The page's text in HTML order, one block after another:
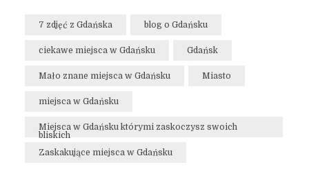
7 zdjęć z Gdańska blog o Gdańsku
ciekawe miejsca w Gdańsku Gdańsk
Mało znane miejsca w Gdańsku Miasto
miejsca w Gdańsku
Miejsca w Gdańsku którymi zaskoczysz swoich
bliskich
Zaskakujące miejsca w Gdańsku